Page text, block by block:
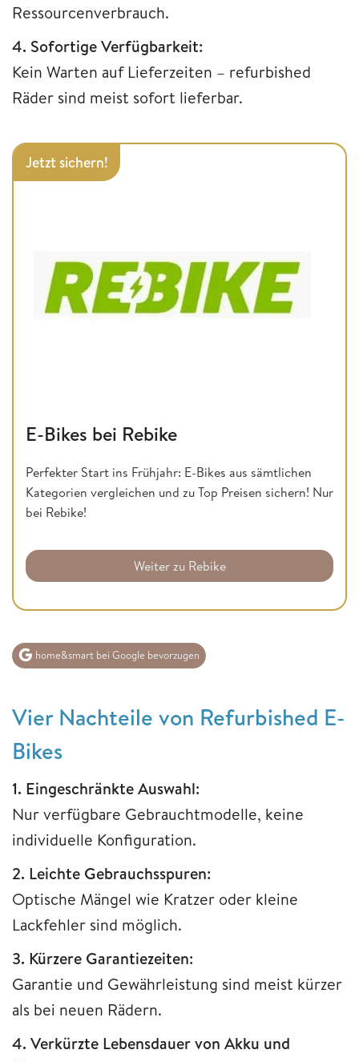
Ressourcenverbrauch.
4. Sofortige Verfügbarkeit:
Kein Warten auf Lieferzeiten – refurbished
Räder sind meist sofort lieferbar.
Jetzt sichern!
E-Bikes bei Rebike
Perfekter Start ins Frühjahr: E-Bikes aus sämtlichen
Kategorien vergleichen und zu Top Preisen sichern! Nur
bei Rebike!
Weiter zu Rebike
home&smart bei Google bevorzugen
Vier Nachteile von Refurbished E-
Bikes
1. Eingeschränkte Auswahl:
Nur verfügbare Gebrauchtmodelle, keine
individuelle Konfiguration.
2. Leichte Gebrauchsspuren:
Optische Mängel wie Kratzer oder kleine
Lackfehler sind möglich.
3. Kürzere Garantiezeiten:
Garantie und Gewährleistung sind meist kürzer
als bei neuen Rädern.
4. Verkürzte Lebensdauer von Akku und